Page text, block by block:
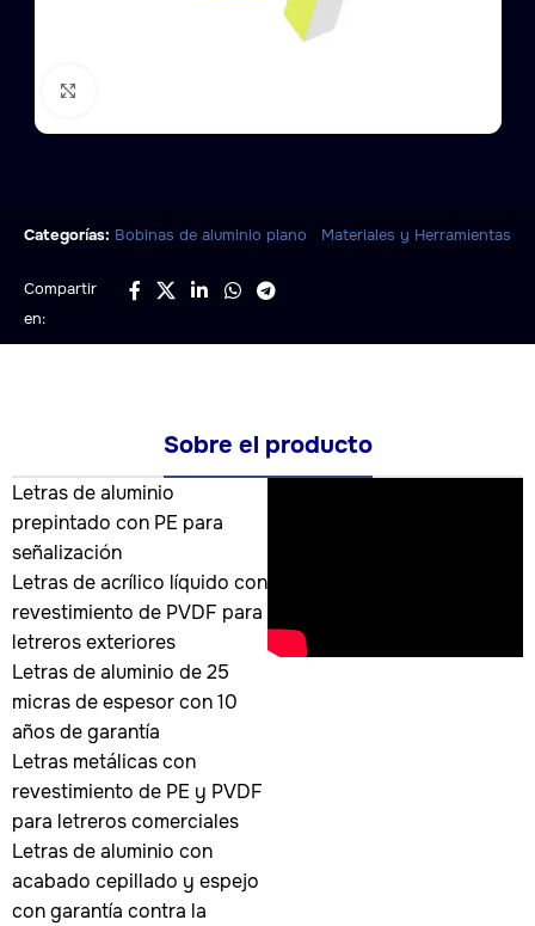
Categorías: Bobinas de aluminio plano Materiales y Herramientas
Compartir
en:
Sobre el producto
Letras de aluminio
prepintado con PE para
señalización
Letras de acrílico líquido con
revestimiento de PVDF para
letreros exteriores
Letras de aluminio de 25
micras de espesor con 10
años de garantía
Letras metálicas con
revestimiento de PE y PVDF
para letreros comerciales
Letras de aluminio con
acabado cepillado y espejo
con garantía contra la